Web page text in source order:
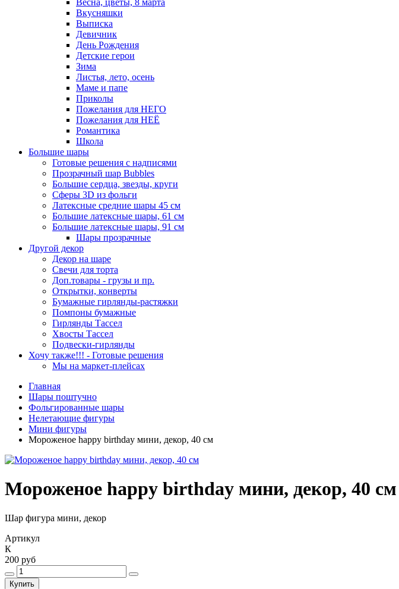
Весна, цветы, 8 марта
Вкусняшки
Выписка
Девичник
День Рождения
Детские герои
Зима
Листья, лето, осень
Маме и папе
Приколы
Пожелания для НЕГО
Пожелания для НЕЁ
Романтика
Школа
Большие шары
Готовые решения с надписями
Прозрачный шар Bubbles
Большие сердца, звезды, круги
Сферы 3D из фольги
Латексные средние шары 45 см
Большие латексные шары, 61 см
Большие латексные шары, 91 см
Шары прозрачные
Другой декор
Декор на шаре
Свечи для торта
Доп.товары - грузы и пр.
Открытки, конверты
Бумажные гирлянды-растяжки
Помпоны бумажные
Гирлянды Тассел
Хвосты Тассел
Подвески-гирлянды
Хочу также!!! - Готовые решения
Мы на маркет-плейсах
Главная
Шары поштучно
Фольгированные шары
Нелетающие фигуры
Мини фигуры
Мороженое happy birthday мини, декор, 40 см
Мороженое happy birthday мини, декор, 40 см
Шар фигура мини, декор
Артикул
К
200 руб
Купить